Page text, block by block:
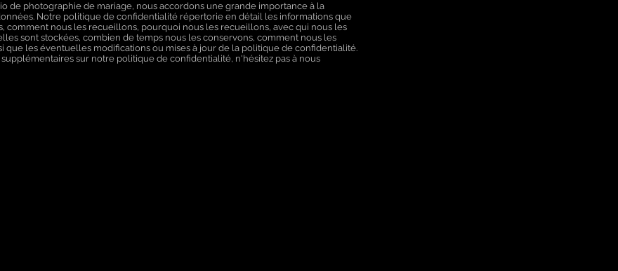
de photographie de mariage, nous accordons une grande importance à la
Notre politique de confidentialité répertorie en détail les informations que
comment nous les recueillons, pourquoi nous les recueillons, avec qui nous les
sont stockées, combien de temps nous les conservons, comment nous les
que les éventuelles modifications ou mises à jour de la politique de confidentialité.
supplémentaires sur notre politique de confidentialité, n'hésitez pas à nous